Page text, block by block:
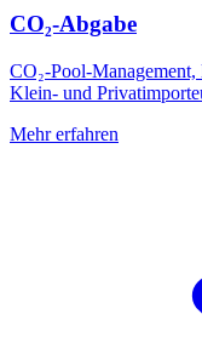
CO₂-Abgabe
CO₂-Pool-
Klein- und
Mehr erfahren